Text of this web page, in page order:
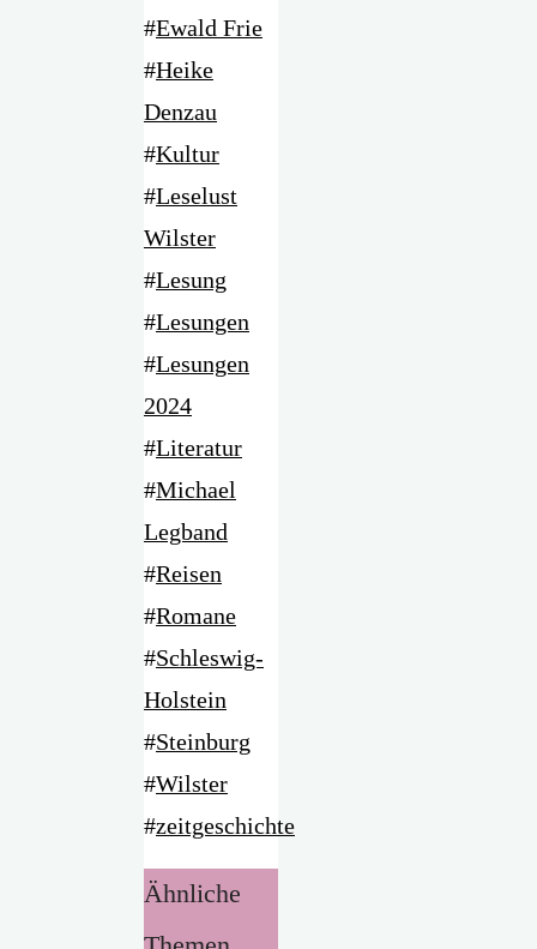
#Ewald Frie
#Heike
Denzau
#Kultur
#Leselust
Wilster
#Lesung
#Lesungen
#Lesungen
2024
#Literatur
#Michael
Legband
#Reisen
#Romane
#Schleswig-
Holstein
#Steinburg
#Wilster
#zeitgeschichte
Ähnliche